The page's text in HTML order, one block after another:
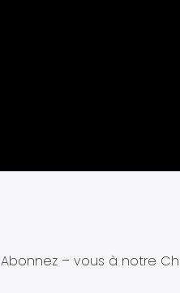
Abonnez – vous à notre